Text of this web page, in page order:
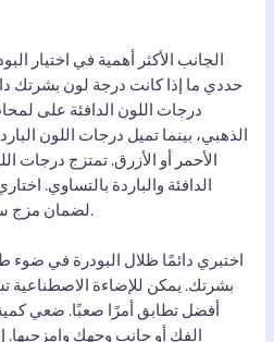
الجانب الأكثر أهمية في اختيار
حددي ما إذا كانت درجة لون بشرتك
درجات اللون الدافئة على
الذهبي، بينما تميل درجات اللون
الأحمر أو الأزرق. تمتزج درجات
الدافئة والباردة بالتساوي.
لضمان مزج سلس مع لون بشرتك الطبيعي.
اختبري دائمًا ظلال البودرة في
بشرتك. يمكن للإضاءة الاصطناعية
أفضل تطابق أمرًا صعبًا. ضعي
الفك أو جانب وجهك وامزجيها.